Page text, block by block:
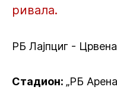
ривала.
РБ Лајпциг -
Стадион: „РБ